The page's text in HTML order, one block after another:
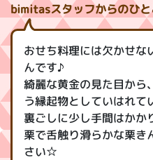
bimitasスタッフからのひと
おせち料理には欠かせな
んです♪
綺麗な黄金の見た目から
う縁起物としていはれて
裏ごしに少し手間はかか
栗で舌触り滑らかな栗き
さい☆